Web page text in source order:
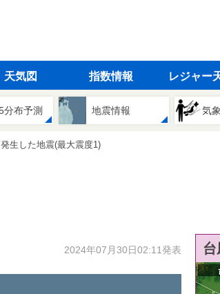
天気図 指数情報 レジャー
分布予測 地震情報 気
生した地震(最大震度1)
2024年07月30日02:11発表